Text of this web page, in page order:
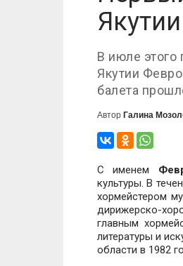
В июле этого
Якутии
балета
Автор Галина
С именем
культуры. В
хормейстером
дирижерско-
главным
литературы и
области в 1982